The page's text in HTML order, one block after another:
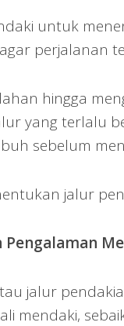
untuk
perjalanan
hingga
yang terlalu
sebelum
jalur
Pengalaman
jalur
mendaki,